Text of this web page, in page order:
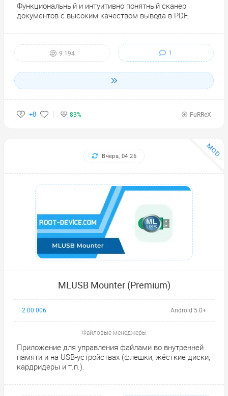
Функциональный и интуитивно понятный сканер
документов с высоким качеством вывода в PDF.
9 194 1
+8 83% FuRReX
MOD
Вчера, 04:26
MLUSB Mounter (Premium)
2.00.006 Android 5.0+
Файловые менеджеры
Приложение для управления файлами во внутренней
памяти и на USB-устройствах (флешки, жёсткие диски,
кардридеры и т.п.).